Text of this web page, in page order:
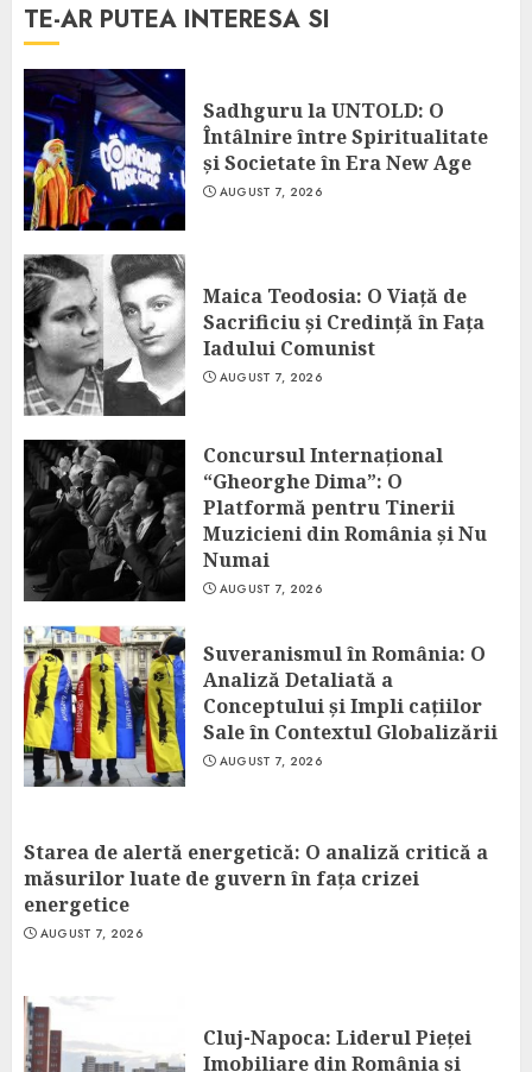
TE-AR PUTEA INTERESA SI
Sadhguru la UNTOLD: O
Întâlnire între Spiritualitate
și Societate în Era New Age
AUGUST 7, 2026
Maica Teodosia: O Viață de
Sacrificiu și Credință în Fața
Iadului Comunist
AUGUST 7, 2026
Concursul Internațional
“Gheorghe Dima”: O
Platformă pentru Tinerii
Muzicieni din România și Nu
Numai
AUGUST 7, 2026
Suveranismul în România: O
Analiză Detaliată a
Conceptului și Impli cațiilor
Sale în Contextul Globalizării
AUGUST 7, 2026
Starea de alertă energetică: O analiză critică a
măsurilor luate de guvern în fața crizei
energetice
AUGUST 7, 2026
Cluj-Napoca: Liderul Pieței
Imobiliare din România și